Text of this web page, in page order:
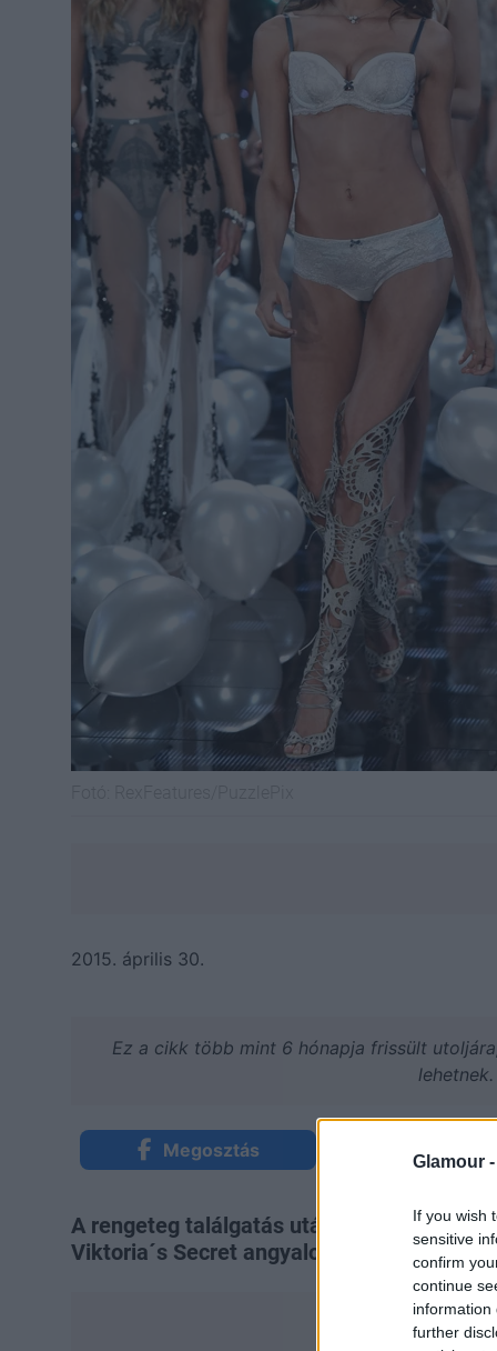
Glamour -
If you wish
sensitive
confirm
continue
information
further
2015. április 30.
Ez a cikk több mint 6 hónapja frissült
lehetnek.
Megosztás Küldés
A rengeteg találgatás után végre
Viktoria´s Secret angyalok.